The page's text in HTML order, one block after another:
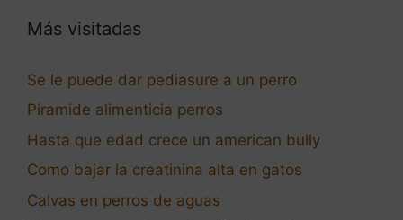
Más visitadas
Se le puede dar pediasure a un perro
Piramide alimenticia perros
Hasta que edad crece un american bully
Como bajar la creatinina alta en gatos
Calvas en perros de aguas